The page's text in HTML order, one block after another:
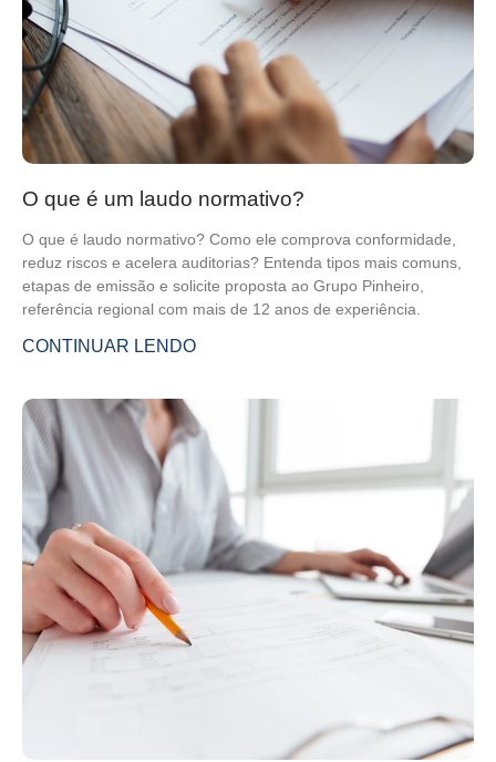
O que é um laudo normativo?
O que é laudo normativo? Como ele comprova conformidade,
reduz riscos e acelera auditorias? Entenda tipos mais comuns,
etapas de emissão e solicite proposta ao Grupo Pinheiro,
referência regional com mais de 12 anos de experiência.
CONTINUAR LENDO